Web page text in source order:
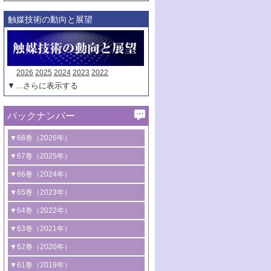
触媒技術の動向と展望
2026 2025 2024 2023 2022
▼…さらに表示する
バックナンバー
▼68巻（2026年）
1号 過酸化水素合成に関する研究動向
2号 コンピューター技術により加速する
触媒開発
3号 有機分子変換やCO 資源化のための
光触媒に関する最近の研究
B号 第137回触媒討論会（2026年）
▼67巻（2025年）
1号 CO
水素化によるグリーン燃料/グリ
ーンケミカル製造
2号 水素製造のための水分解技術に関す
る最近の研究
3号 オレフィン系樹脂の精密合成に関す
る最新技術
4号 アルコール類の効率的変換を実現す
▼66巻（2024年）
1号 低次元ナノ構造を有する触媒材料
2号 規制反応場を活用した固体触媒研究
の新展開
3号 未踏分子変換を目指した酸化触媒プ
ロセスの最前線
4号 シンクロトロン放射光および中性子
▼65巻（2023年）
1号 炭素が関わる触媒機能
2号 プラスチックケミカルリサイクルの
ための触媒技術
3号 非酸化物系金属化合物を基盤とした
▼64巻（2022年）
1号 合成ガス製造とCOを用いるケミカル
ズ合成の最新動向
2号 化学品合成のための合金触媒開発
▼63巻（2021年）
1号 金触媒の新展開
2号 ペロブスカイト
▼62巻（2020年）
1号 触媒設計を拓く欠陥構造のキャラク
▼61巻（2019年）